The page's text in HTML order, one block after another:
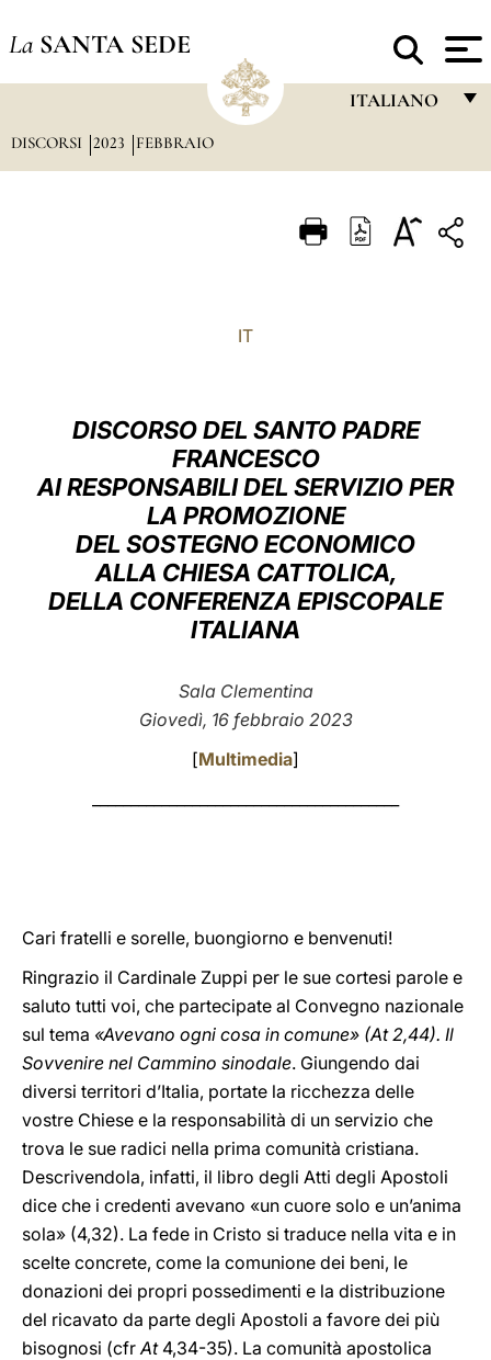
La SANTA SEDE
ITALIANO
ITALIANO
العربيّة
中文
DISCORSI 2023 FEBBRAIO
IT
DISCORSO DEL SANTO PADRE
FRANCESCO
AI RESPONSABILI DEL SERVIZIO PER
LA PROMOZIONE
DEL SOSTEGNO ECONOMICO
ALLA CHIESA CATTOLICA,
DELLA CONFERENZA EPISCOPALE
ITALIANA
Sala Clementina
Giovedì, 16 febbraio 2023
[Multimedia]
Cari fratelli e sorelle, buongiorno e benvenuti!
Ringrazio il Cardinale Zuppi per le sue cortesi parole e
saluto tutti voi, che partecipate al Convegno nazionale
sul tema «Avevano ogni cosa in comune» (At 2,44). Il
Sovvenire nel Cammino sinodale. Giungendo dai
diversi territori d’Italia, portate la ricchezza delle
vostre Chiese e la responsabilità di un servizio che
trova le sue radici nella prima comunità cristiana.
Descrivendola, infatti, il libro degli Atti degli Apostoli
dice che i credenti avevano «un cuore solo e un’anima
sola» (4,32). La fede in Cristo si traduce nella vita e in
scelte concrete, come la comunione dei beni, le
donazioni dei propri possedimenti e la distribuzione
del ricavato da parte degli Apostoli a favore dei più
bisognosi (cfrAt4,34-35). La comunità apostolica